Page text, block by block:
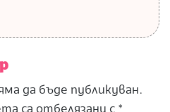
да бъде публикуван.